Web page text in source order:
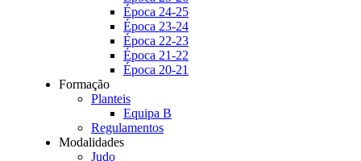
Época 24-25
Época 23-24
Época 22-23
Época 21-22
Época 20-21
Formação
Planteis
Equipa B
Regulamentos
Modalidades
Judo